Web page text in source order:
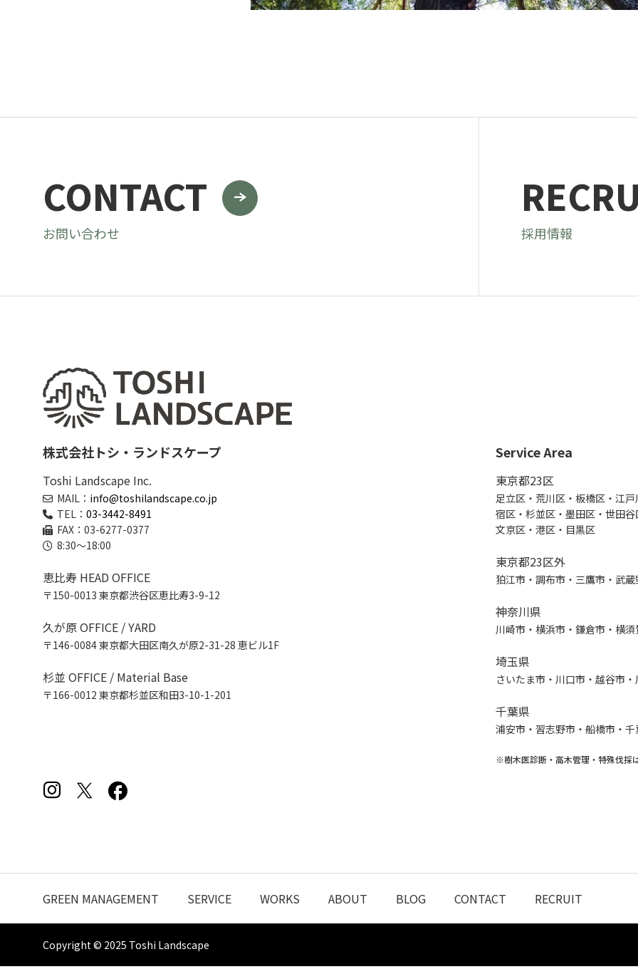
CONTACT
お問い合わせ 採用情報
株式会社トシ・ランドスケープ
Toshi Landscape Inc.
MAIL： info@toshilandscape.co.jp
TEL： 03-3442-8491
FAX：03-6277-0377
8:30～18:00
恵比寿 HEAD OFFICE
〒150-0013 東京都渋谷区恵比寿3-9-12
久が原 OFFICE / YARD
〒146-0084 東京都大田区南久が原2-31-28 恵ビル1F
杉並 OFFICE / Material Base
〒166-0012 東京都杉並区和田3-10-1-201
Service Area
東京都23区
足立区・荒川区・板橋区・江
宿区・杉並区・墨田区・世田
文京区・港区・目黒区
東京都23区外
狛江市・調布市・三鷹市・武
神奈川県
川崎市・横浜市・鎌倉市・横
埼玉県
さいたま市・川口市・越谷市
千葉県
浦安市・習志野市・船橋市・
※樹木医診断・高木管理・特殊伐採
GREEN MANAGEMENT SERVICE WORKS ABOUT BLOG CONTACT RECRUIT
Copyright © 2025 Toshi Landscape